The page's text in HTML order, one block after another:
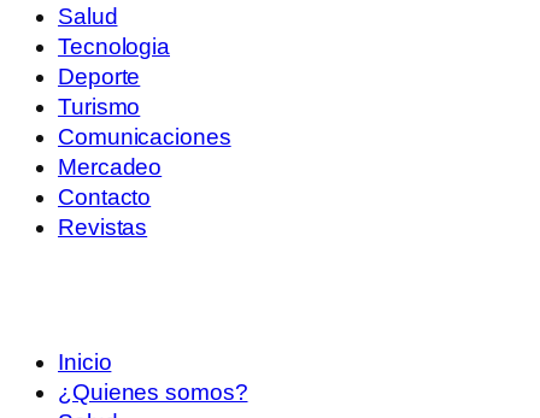
Salud
Tecnologia
Deporte
Turismo
Comunicaciones
Mercadeo
Contacto
Revistas
Inicio
¿Quienes somos?